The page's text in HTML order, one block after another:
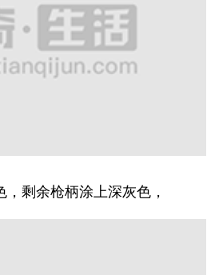
剩余枪柄涂上深灰色，